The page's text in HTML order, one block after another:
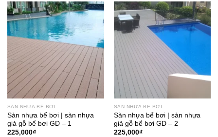
95,000₫.
SÀN NHỰA BỂ BƠI
Sàn nhựa bể bơi | sàn nhựa
giả gỗ bể bơi GD – 1
225,000₫
SÀN NHỰA BỂ BƠI
Sàn nhựa bể bơi | sàn nhựa
giả gỗ bể bơi GD – 2
225,000₫